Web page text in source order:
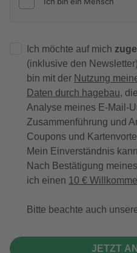
Ich möchte auf mich
(inklusive den
bin mit der Nutzung
Daten durch hagebau,
Analyse meines E-Mail-
Zusammenführung und
Coupons und
Mein Einverständnis
Nach Bestätigung
ich einen 10 €
Bitte beachte auch
JETZT